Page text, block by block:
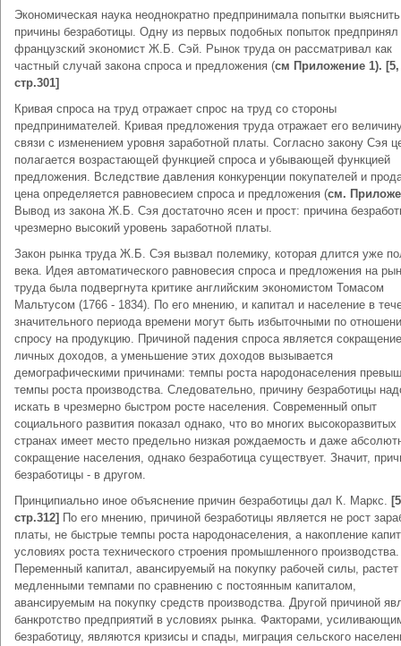
Экономическая наука неоднократно предпринимала попытки выяснить
причины безработицы. Одну из первых подобных попыток предпринял
французский экономист Ж.Б. Сэй. Рынок труда он рассматривал как
частный случай закона спроса и предложения (см Приложение 1). [5,
стр.301]
Кривая спроса на труд отражает спрос на труд со стороны
предпринимателей. Кривая предложения труда отражает его
связи с изменением уровня заработной платы. Согласно закону Сэя
полагается возрастающей функцией спроса и убывающей функцией
предложения. Вследствие давления конкуренции покупателей и
цена определяется равновесием спроса и предложения (см.
Вывод из закона Ж.Б. Сэя достаточно ясен и прост: причина
чрезмерно высокий уровень заработной платы.
Закон рынка труда Ж.Б. Сэя вызвал полемику, которая длится уже
века. Идея автоматического равновесия спроса и предложения на
труда была подвергнута критике английским экономистом Томасом
Мальтусом (1766 - 1834). По его мнению, и капитал и население в
значительного периода времени могут быть избыточными по
спросу на продукцию. Причиной падения спроса является сокращение
личных доходов, а уменьшение этих доходов вызывается
демографическими причинами: темпы роста народонаселения
темпы роста производства. Следовательно, причину безработицы
искать в чрезмерно быстром росте населения. Современный опыт
социального развития показал однако, что во многих высокоразвитых
странах имеет место предельно низкая рождаемость и даже
сокращение населения, однако безработица существует. Значит,
безработицы - в другом.
Принципиально иное объяснение причин безработицы дал К. Маркс.
стр.312] По его мнению, причиной безработицы является не рост
платы, не быстрые темпы роста народонаселения, а накопление
условиях роста технического строения промышленного производства.
Переменный капитал, авансируемый на покупку рабочей силы,
медленными темпами по сравнению с постоянным капиталом,
авансируемым на покупку средств производства. Другой причиной
банкротство предприятий в условиях рынка. Факторами,
безработицу, являются кризисы и спады, миграция сельского